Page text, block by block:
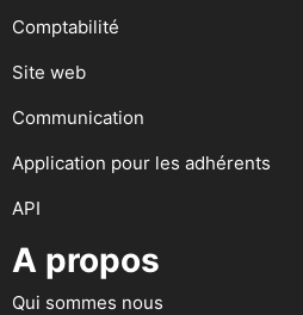
Comptabilité
Site web
Communication
Application pour les adhérents
API
A propos
Qui sommes nous